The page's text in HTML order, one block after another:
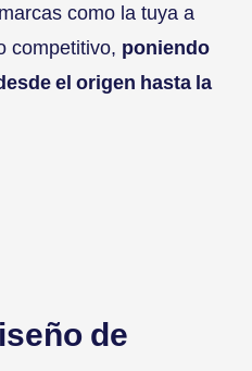
como la tuya a
competitivo, poniendo
el origen hasta la
de